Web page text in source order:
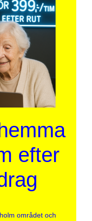
efter
området och